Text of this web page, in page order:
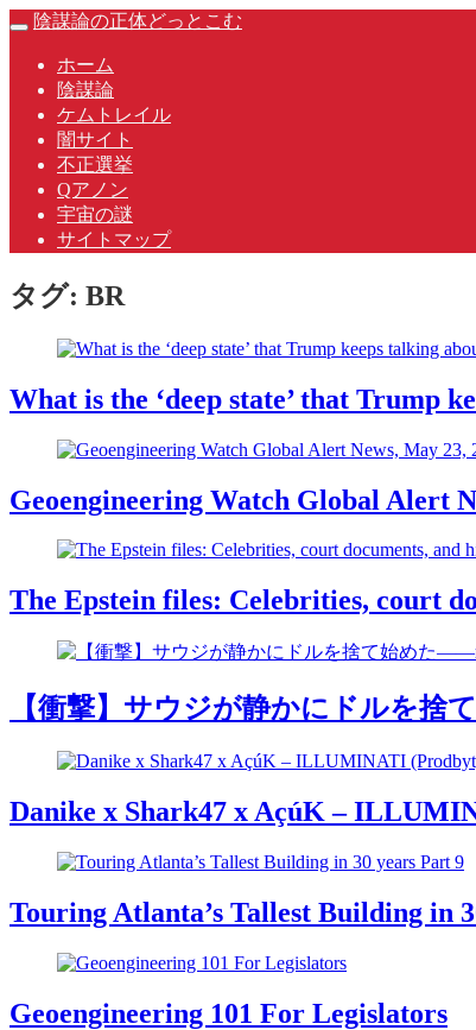
Skip
content
Toggle
陰謀論の正体どっとこむ
ホーム
陰謀論
ケムトレイル
闇サイト
不正選挙
Qアノン
宇宙の謎
サイトマップ
タグ: BR
What is the ‘deep state’ that Trump
Geoengineering Watch Global Alert
The Epstein files: Celebrities, court
【衝撃】サウジが静かにドルを
Danike x Shark47 x AçúK –
Touring Atlanta’s Tallest Building in
Geoengineering 101 For Legislators